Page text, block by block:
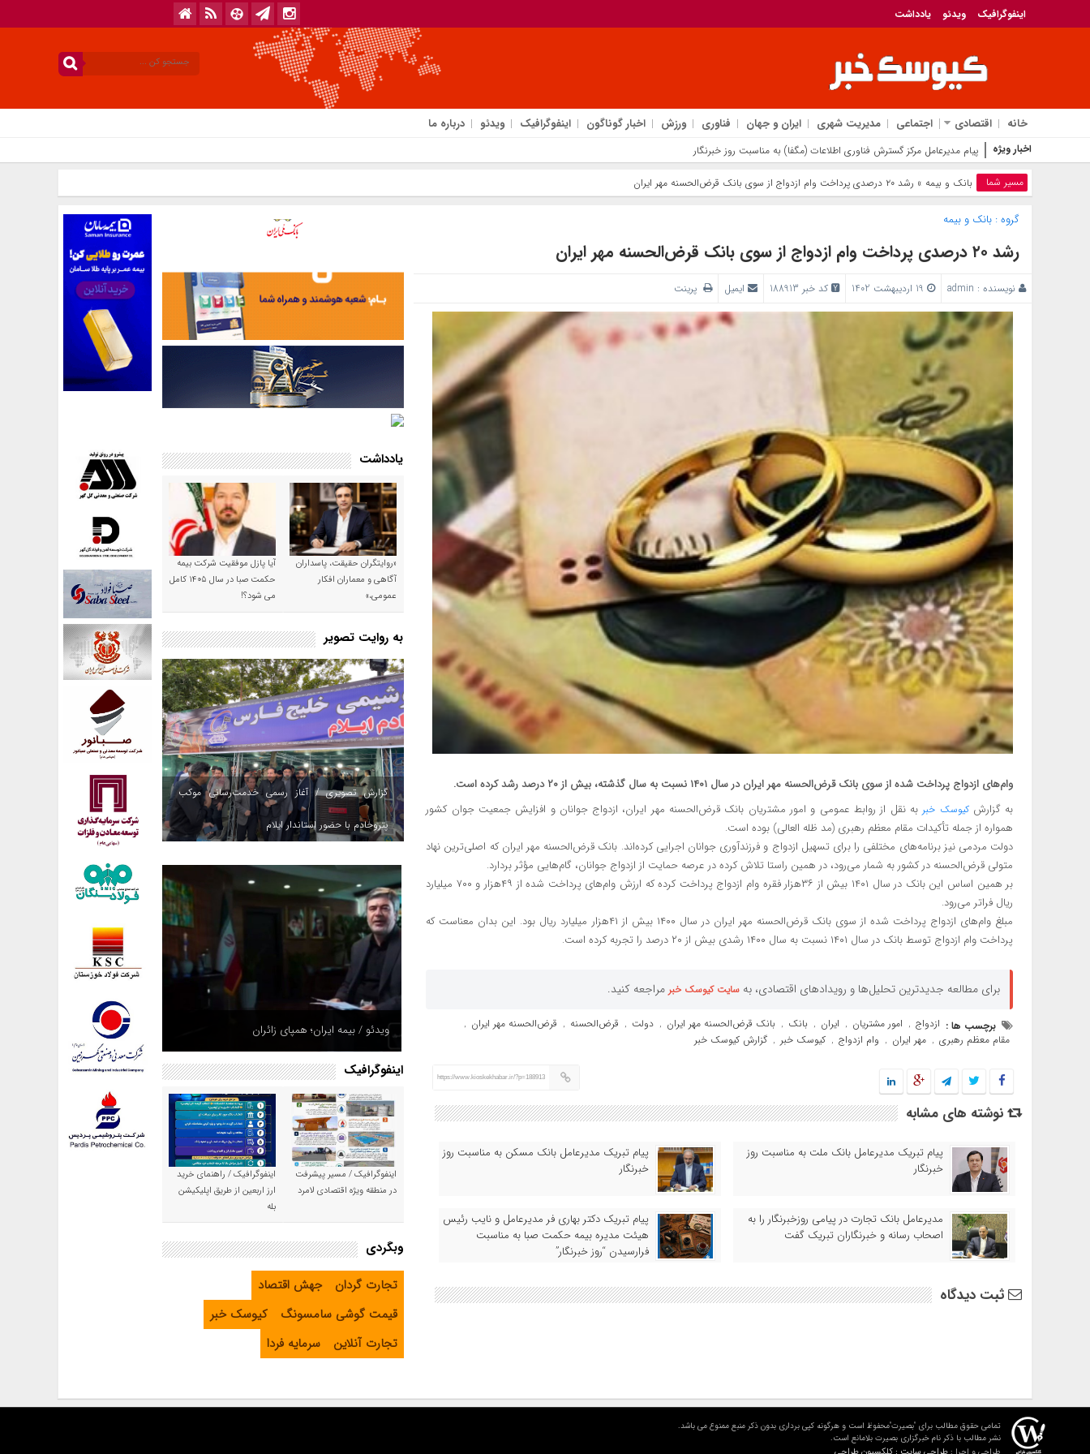
اینفوگرافیک ویدئو یادداشت
خانه اقتصادی اجتماعی مدیریت شهری ایران و جهان فناوری ورزش اخبار گوناگون اینفوگرافیک ویدئو درباره ما
اخبار ویژه پیام مدیرعامل مرکز گسترش فناوری اطلاعات (مگفا) به مناسبت روز خبرنگار
مسیر شما بانک‌ و بیمه » رشد ۲۰ درصدی پرداخت وام ازدواج از سوی بانک قرض‌الحسنه مهر ایران
گروه :بانک‌ و بیمه
رشد ۲۰ درصدی پرداخت وام ازدواج از سوی بانک قرض‌الحسنه مهر ایران
نویسنده : admin کد خبر 188913 ایمیل پرینت
وام‌های ازدواج پرداخت شده از سوی بانک قرض‌الحسنه مهر ایران در سال ۱۴۰۱ نسبت به سال گذشته، بیش از ۲۰ درصد رشد کرده است.
به گزارشکیوسک خبر به نقل از روابط عمومی و امور مشتریان بانک قرض‌الحسنه مهر ایران، ازدواج جوانان و افزایش جمعیت جوان کشور
همواره از جمله تأکیدات مقام معظم رهبری (مد ظله العالی) بوده است.
دولت مردمی نیز برنامه‌های مختلفی را برای تسهیل ازدواج و فرزندآوری جوانان اجرایی کرده‌اند. بانک قرض‌الحسنه مهر ایران که اصلی‌ترین نهاد
متولی قرض‌الحسنه در کشور به شمار می‌رود، در همین راستا تلاش کرده در عرصه حمایت از ازدواج جوانان، گام‌هایی مؤثر بردارد.
بر همین اساس این بانک در سال ۱۴۰۱ بیش از ۳۶هزار فقره وام ازدواج پرداخت کرده که ارزش وام‌های پرداخت شده از ۴۹هزار و ۷۰۰ میلیارد
ریال فراتر می‌رود.
مبلغ وام‌های ازدواج پرداخت شده از سوی بانک قرض‌الحسنه مهر ایران در سال ۱۴۰۰ بیش از ۴۱هزار میلیارد ریال بود. این بدان معناست که
پرداخت وام ازدواج توسط بانک در سال ۱۴۰۱ نسبت به سال ۱۴۰۰ رشدی بیش از ۲۰ درصد را تجربه کرده است.
برای مطالعه جدیدترین تحلیل‌ها و رویدادهای اقتصادی، به سایت کیوسک خبر مراجعه کنید.
برچسب ها : ازدواج , امور مشتریان , ایران , بانک , بانک قرض‌الحسنه مهر ایران , دولت , قرض‌الحسنه , قرض‌الحسنه مهر ایران ,
مقام معظم رهبری , مهر ایران , وام ازدواج , کیوسک خبر , گزارش کیوسک خبر
https://www.kioskekhabar.ir/?p=188913
نوشته های مشابه
پیام تبریک مدیرعامل بانک ملت به مناسبت روز
خبرنگار
پیام تبریک مدیرعامل بانک مسکن به مناسبت روز
خبرنگار
مدیرعامل بانک تجارت در پیامی روزخبرنگار را به
اصحاب رسانه و خبرنگاران تبریک گفت
پیام تبریک دکتر بهاری فر مدیرعامل و نایب رئیس
هیئت مدیره بیمه حکمت صبا به مناسبت
فرارسیدن “روز خبرنگار”
ثبت دیدگاه
یادداشت
«روایتگران حقیقت، پاسداران
آگاهی و معماران افکار
عمومی،»
آیا پازل موفقیت شرکت بیمه
حکمت صبا در سال ۱۴۰۵ کامل
می شود؟!
به روایت تصویر
گزارش تصویری / آغاز رسمی خدمت‌رسانی موکب
پتروخادم با حضور استاندار ایلام
ویدئو / بیمه ایران؛ همپای زائران
اینفوگرافیک
اینفوگرافیک / مسیر پیشرفت
در منطقه ویژه اقتصادی لامرد
اینفوگرافیک / راهنمای خرید
ارز اربعین از طریق اپلیکیشن
بله
وبگردی
تجارت گردان
جهش اقتصاد
قیمت گوشی سامسونگ
کیوسک خبر
تجارت آنلاین
سرمایه فردا
تمامی حقوق مطالب برای "بصیرت"محفوظ است و هرگونه کپی برداری بدون ذکر منبع ممنوع می باشد.
نشر مطالب با ذکر نام خبرگزاری بصیرت بلامانع است.